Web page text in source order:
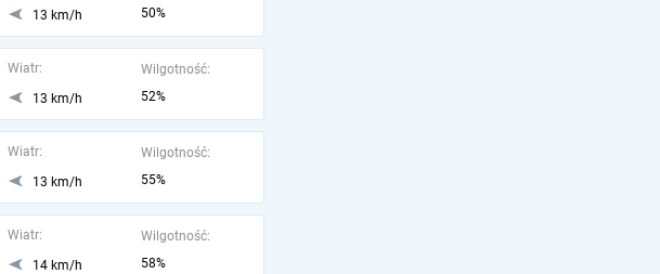
13 km/h
50%
Wiatr:
13 km/h
Wilgotność:
52%
Wiatr:
13 km/h
Wilgotność:
55%
Wiatr:
14 km/h
Wilgotność:
58%